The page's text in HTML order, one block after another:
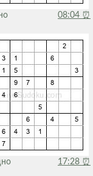
08:04 ⏰
17:28 ⏰